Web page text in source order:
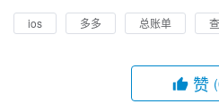
ios 多多 总账单
赞